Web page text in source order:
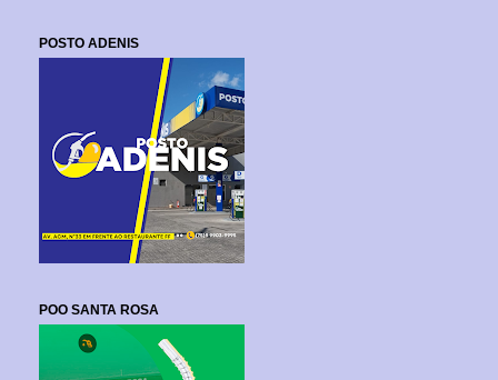
POSTO ADENIS
POO SANTA ROSA